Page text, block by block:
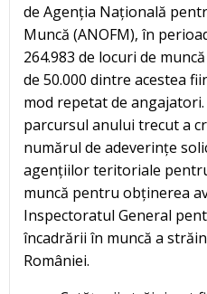
de Agenția Națională
Muncă (ANOFM), în
264.983 de locuri de
de 50.000 dintre acestea
mod repetat de
parcursul anului trecut a
numărul de adeverințe
agențiilor teritoriale
muncă pentru obținerea
Inspectoratul General
încadrării în muncă a
României.